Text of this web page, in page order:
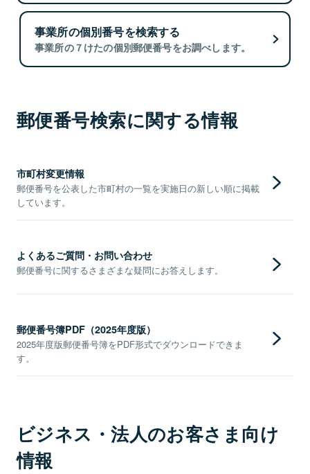
事業所の個別番号を検索する
事業所の７けたの個別郵便番号をお調べします。
郵便番号検索に関する情報
市町村変更情報
郵便番号を公表した市町村の一覧を実施日の新しい順に掲載
しています。
よくあるご質問・お問い合わせ
郵便番号に関するさまざまな疑問にお答えします。
郵便番号簿PDF（2025年度版）
2025年度版郵便番号簿をPDF形式でダウンロードできま
す。
ビジネス・法人のお客さま向け
情報